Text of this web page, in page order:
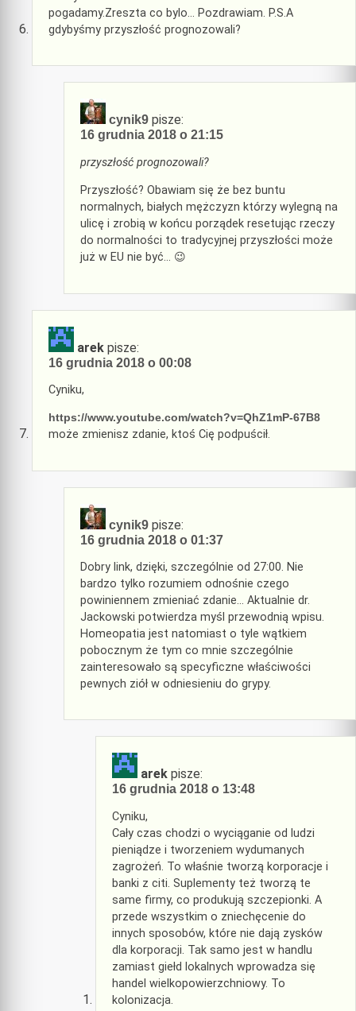
pogadamy.Zreszta co bylo… Pozdrawiam. P.S.A
gdybyśmy przyszłość prognozowali?
cynik9 pisze:
16 grudnia 2018 o 21:15
przyszłość prognozowali?
Przyszłość? Obawiam się że bez buntu
normalnych, białych mężczyzn którzy wylegną na
ulicę i zrobią w końcu porządek resetując rzeczy
do normalności to tradycyjnej przyszłości może
już w EU nie być… 😉
arek pisze:
16 grudnia 2018 o 00:08
Cyniku,
https://www.youtube.com/watch?v=QhZ1mP-67B8
może zmienisz zdanie, ktoś Cię podpuścił.
cynik9 pisze:
16 grudnia 2018 o 01:37
Dobry link, dzięki, szczególnie od 27:00. Nie
bardzo tylko rozumiem odnośnie czego
powiniennem zmieniać zdanie… Aktualnie dr.
Jackowski potwierdza myśl przewodnią wpisu.
Homeopatia jest natomiast o tyle wątkiem
pobocznym że tym co mnie szczególnie
zainteresowało są specyficzne właściwości
pewnych ziół w odniesieniu do grypy.
arek pisze:
16 grudnia 2018 o 13:48
Cyniku,
Cały czas chodzi o wyciąganie od ludzi
pieniądze i tworzeniem wydumanych
zagrożeń. To właśnie tworzą korporacje i
banki z citi. Suplementy też tworzą te
same firmy, co produkują szczepionki. A
przede wszystkim o zniechęcenie do
innych sposobów, które nie dają zysków
dla korporacji. Tak samo jest w handlu
zamiast giełd lokalnych wprowadza się
handel wielkopowierzchniowy. To
kolonizacja.